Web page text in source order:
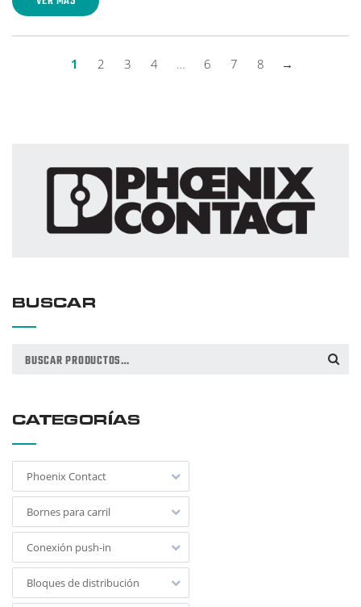
1 2 3 4 … 6 7 8 →
BUSCAR
Buscar
BUSCAR
CATEGORÍAS
Phoenix Contact
Bornes para carril
Conexión push-in
Bloques de distribución